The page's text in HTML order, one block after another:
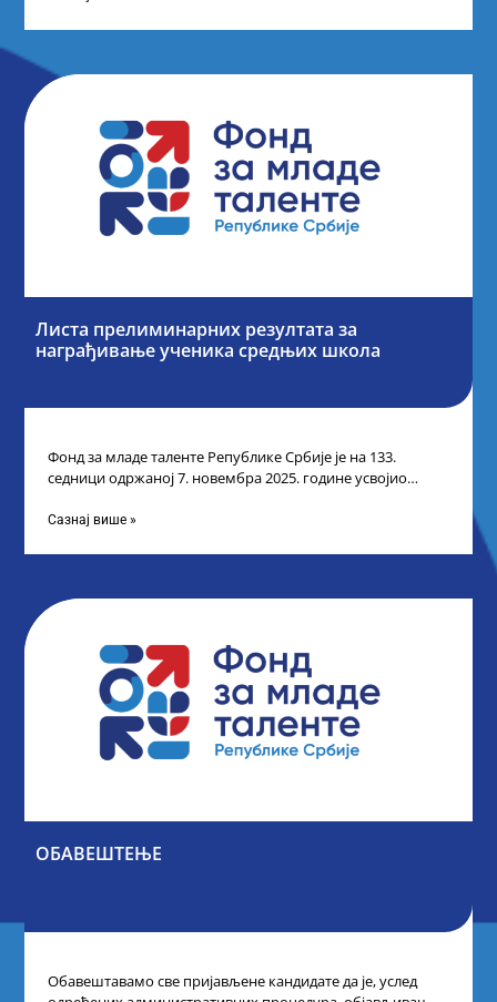
Листа прелиминарних резултата за
награђивање ученика средњих школа
Фонд за младе таленте Републике Србије је на 133.
седници одржаној 7. новембра 2025. године усвојио
Сазнај више »
ОБАВЕШТЕЊЕ
Обавештавамо све пријављене кандидате да је, услед